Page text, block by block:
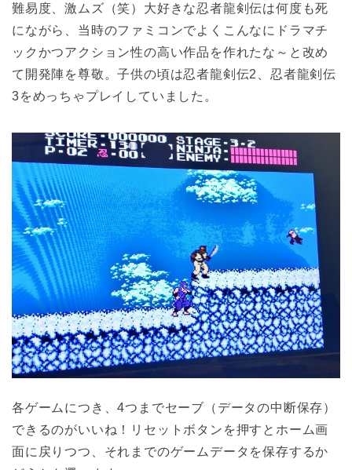
難易度、激ムズ（笑）大好きな忍者龍剣伝は何度も死
にながら、当時のファミコンでよくこんなにドラマチ
ックかつアクション性の高い作品を作れたな～と改め
て開発陣を尊敬。子供の頃は忍者龍剣伝2、忍者龍剣伝
3をめっちゃプレイしていました。
各ゲームにつき、4つまでセーブ（データの中断保存）
できるのがいいね！リセットボタンを押すとホーム画
面に戻りつつ、それまでのゲームデータを保存するか